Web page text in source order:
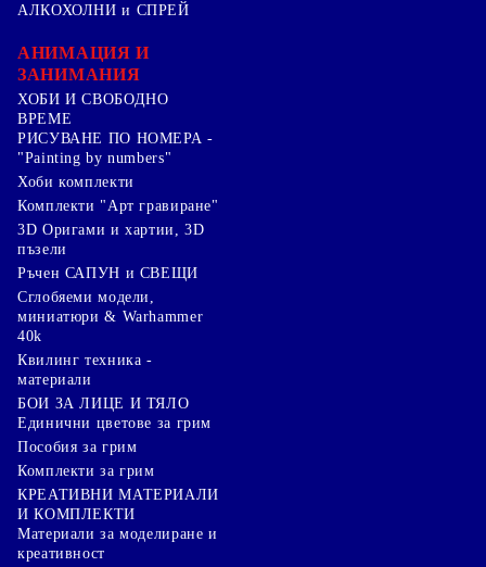
АЛКОХОЛНИ и СПРЕЙ
АНИМАЦИЯ И
ЗАНИМАНИЯ
ХОБИ И СВОБОДНО
ВРЕМЕ
РИСУВАНЕ ПО НОМЕРА -
"Painting by numbers"
Хоби комплекти
Комплекти "Арт гравиране"
3D Оригами и хартии, 3D
пъзели
Ръчен САПУН и СВЕЩИ
Сглобяеми модели,
миниатюри & Warhammer
40k
Квилинг техника -
материали
БОИ ЗА ЛИЦЕ И ТЯЛО
Единични цветове за грим
Пособия за грим
Комплекти за грим
КРЕАТИВНИ МАТЕРИАЛИ
И КОМПЛЕКТИ
Mатериали за моделиране и
креативност